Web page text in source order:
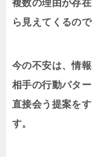
複数の理由が存
ら見えてくるので
今の不安は、情
相手の行動パタ
直接会う提案を
す。